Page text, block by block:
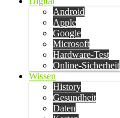
Android
Apple
Google
Microsoft
Hardware-Test
Online-Sicherheit
Wissen
History
Gesundheit
Daten